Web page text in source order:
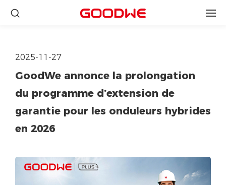
2025-11-27
GoodWe annonce la prolongation
du programme d’extension de
garantie pour les onduleurs hybrides
en 2026